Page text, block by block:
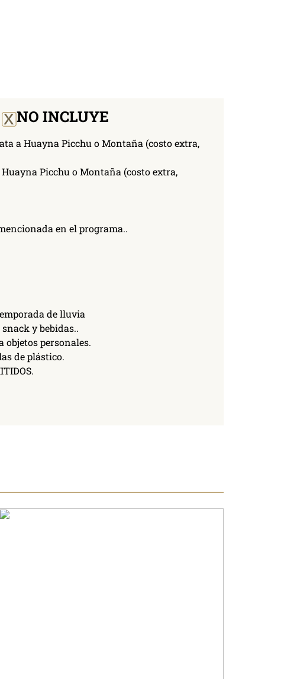
xNO INCLUYE
a Huayna Picchu o Montaña (costo extra,
Picchu o Montaña (costo extra,
en el programa..
de lluvia
y bebidas..
objetos personales.
de plástico.